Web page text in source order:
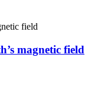
magnetic field